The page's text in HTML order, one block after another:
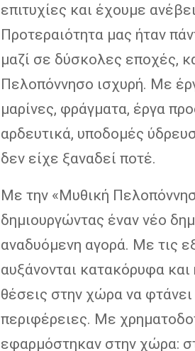
επιτυχίες και έχουμε
Προτεραιότητα μας ήταν
μαζί σε δύσκολες εποχές,
Πελοπόννησο ισχυρή. Με
μαρίνες, φράγματα, έργα
αρδευτικά, υποδομές
δεν είχε ξαναδεί ποτέ.
Με την «Μυθική
δημιουργώντας έναν νέο
αναδυόμενη αγορά. Με τις
αυξάνονται κατακόρυφα
θέσεις στην χώρα να
περιφέρειες. Με
εφαρμόστηκαν στην χώρα: